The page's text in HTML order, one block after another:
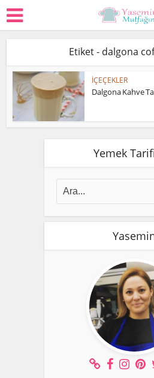
Etiket - dalgona
İÇEÇEKLER
Dalgona Kahve
Yemek